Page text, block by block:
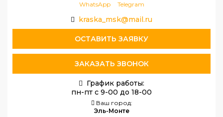
WhatsApp Telegram
kraska_msk@mail.ru
ОСТАВИТЬ ЗАЯВКУ
ЗАКАЗАТЬ ЗВОНОК
График работы:
пн-пт с 9-00 до 18-00
Ваш город:
Эль-Монте